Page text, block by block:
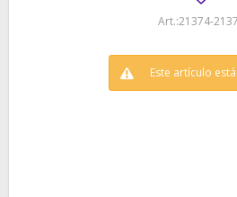
21374-
Este artículo